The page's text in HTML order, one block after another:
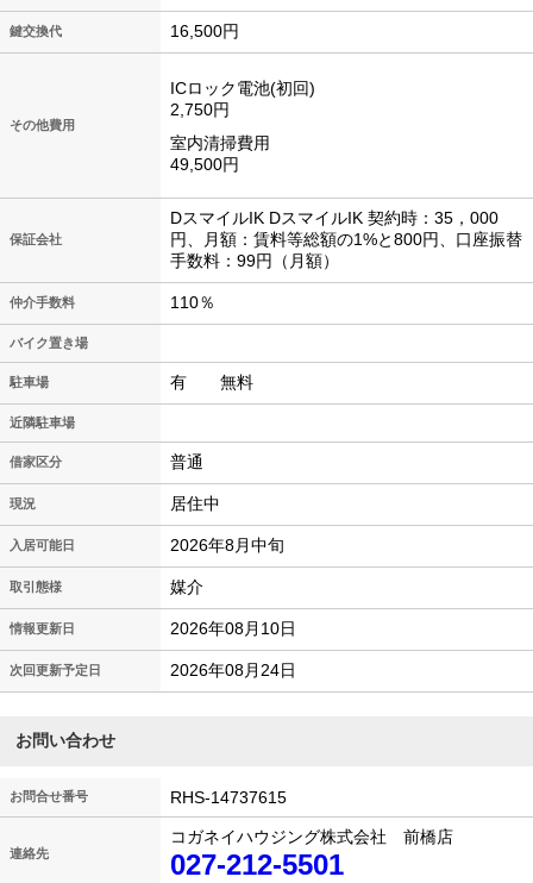
鍵交換代 16,500円
その他費用
ICロック電池(初回)
2,750円
室内清掃費用
49,500円
保証会社
DスマイルIK DスマイルIK 契約時：35，000
円、月額：賃料等総額の1%と800円、口座振替
手数料：99円（月額）
仲介手数料 110％
バイク置き場
駐車場 有 無料
近隣駐車場
借家区分 普通
現況 居住中
入居可能日 2026年8月中旬
取引態様 媒介
情報更新日 2026年08月10日
次回更新予定日 2026年08月24日
お問い合わせ
お問合せ番号 RHS-14737615
連絡先
コガネイハウジング株式会社 前橋店
027-212-5501